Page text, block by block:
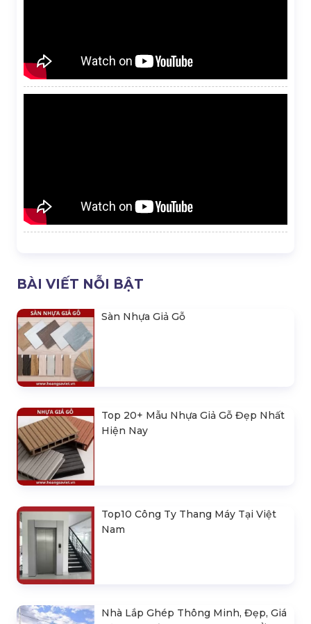
BÀI VIẾT NỖI BẬT
Sàn Nhựa Giả Gỗ
Top 20+ Mẫu Nhựa Giả Gỗ Đẹp Nhất
Hiện Nay
Top10 Công Ty Thang Máy Tại Việt
Nam
Nhà Lắp Ghép Thông Minh, Đẹp, Giá